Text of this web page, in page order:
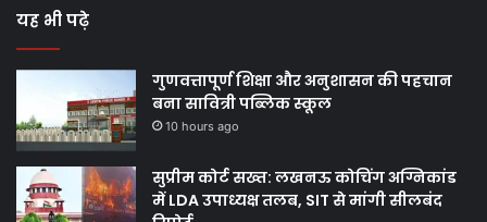
यह भी पढ़े
गुणवत्तापूर्ण शिक्षा और अनुशासन की पहचान
बना सावित्री पब्लिक स्कूल
10 hours ago
सुप्रीम कोर्ट सख्त: लखनऊ कोचिंग अग्निकांड
में LDA उपाध्यक्ष तलब, SIT से मांगी सीलबंद